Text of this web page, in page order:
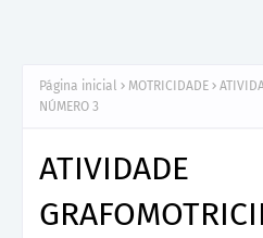
Página inicial MOTRICIDADE
NÚMERO 3
ATIVIDADE